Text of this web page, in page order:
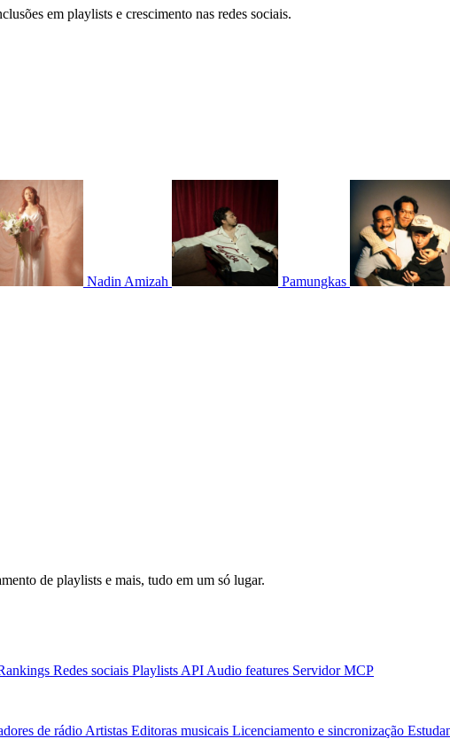
em playlists e crescimento nas redes sociais.
Nadin Amizah
Pamungkas
de playlists e mais, tudo em um só lugar.
Redes sociais Playlists API Audio features Servidor MCP
de rádio Artistas Editoras musicais Licenciamento e sincronização